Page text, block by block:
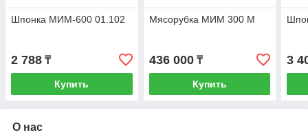
Шпонка МИМ-600 01.102
2 788 ₸
Купить
Мясорубка МИМ 300 М
436 000₸
Купить
3
О нас